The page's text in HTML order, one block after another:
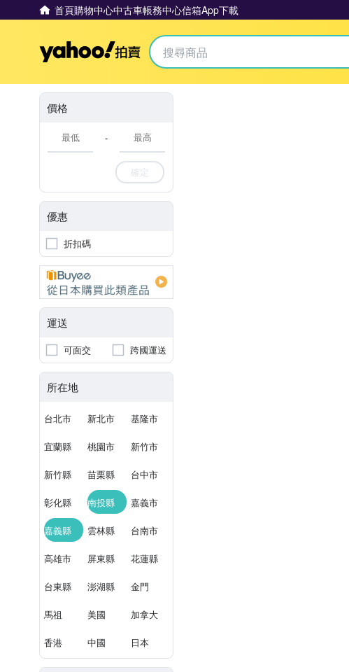
首頁購物中心中古車帳務中心信箱App下載
Yahoo拍賣
價格
-
確定
優惠
折扣碼
運送
可面交 跨國運送
所在地
台北市 新北市 基隆市
宜蘭縣 桃園市 新竹市
新竹縣 苗栗縣 台中市
彰化縣 南投縣 嘉義市
嘉義縣 雲林縣 台南市
高雄市 屏東縣 花蓮縣
台東縣 澎湖縣 金門
馬祖 美國 加拿大
香港 中國 日本